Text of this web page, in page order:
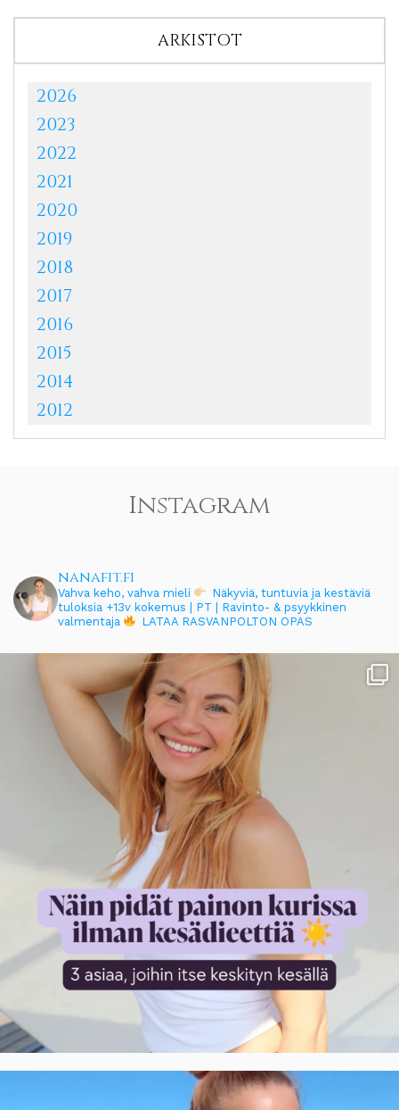
ARKISTOT
2026
2023
2022
2021
2020
2019
2018
2017
2016
2015
2014
2012
Instagram
nanafit.fi
Vahva keho, vahva mieli
Näkyviä, tuntuvia ja kestäviä
tuloksia +13v kokemus | PT | Ravinto- & psyykkinen
valmentaja
LATAA RASVANPOLTON OPAS